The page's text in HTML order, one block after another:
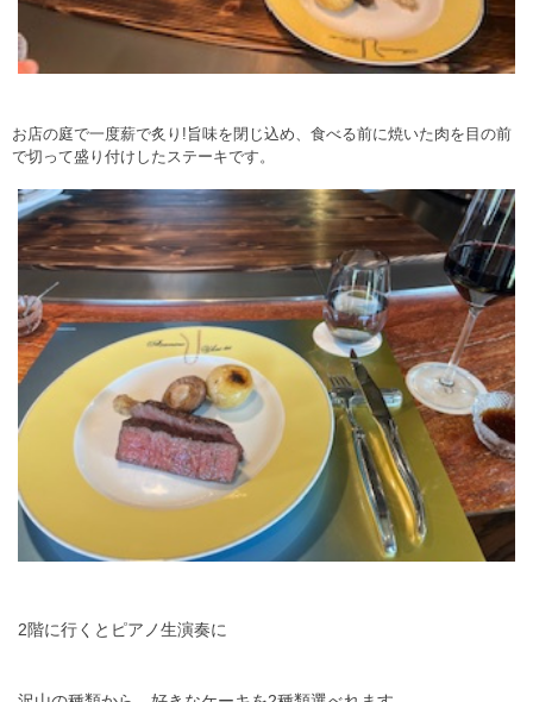
お店の庭で一度薪で炙り!旨味を閉じ込め、食べる前に焼いた肉を目の前
で切って盛り付けしたステーキです。
2階に行くとピアノ生演奏に